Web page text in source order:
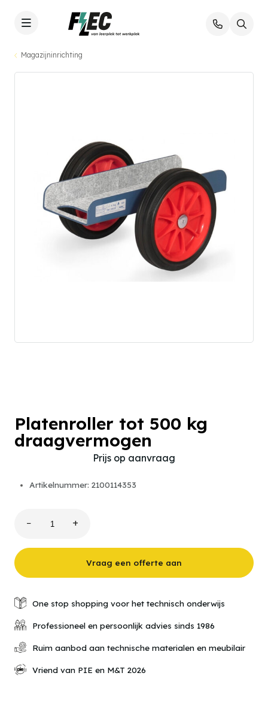
Magazijninrichting
Platenroller tot 500 kg
draagvermogen
Prijs op aanvraag
Artikelnummer: 2100114353
−
Platenroller
500
aantal
+
Vraag een offerte aan
One stop shopping voor het technisch onderwijs
Professioneel en persoonlijk advies sinds 1986
Ruim aanbod aan technische materialen en meubilair
Vriend van PIE en M&T 2026